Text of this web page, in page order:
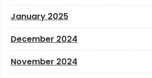
January 2025
December 2024
November 2024